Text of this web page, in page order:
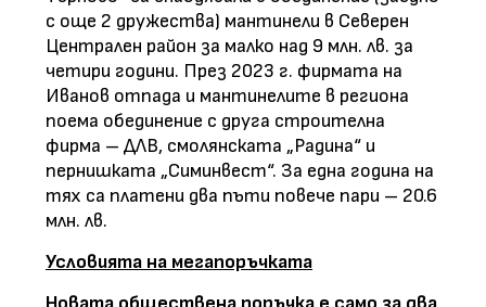
с още 2 дружества) мантинели в Северен
Централен район за малко над 9 млн. лв. за
четири години. През 2023 г. фирмата на
Иванов отпада и мантинелите в региона
поема обединение с друга строителна
фирма – ДЛВ, смолянската „Радина“ и
пернишката „Симинвест“. За една година на
тях са платени два пъти повече пари – 20.6
млн. лв.
Условията на мегапоръчката